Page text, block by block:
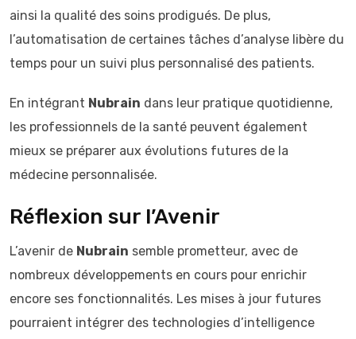
ainsi la qualité des soins prodigués. De plus,
l’automatisation de certaines tâches d’analyse libère du
temps pour un suivi plus personnalisé des patients.
En intégrant Nubrain dans leur pratique quotidienne,
les professionnels de la santé peuvent également
mieux se préparer aux évolutions futures de la
médecine personnalisée.
Réflexion sur l’Avenir
L’avenir de Nubrain semble prometteur, avec de
nombreux développements en cours pour enrichir
encore ses fonctionnalités. Les mises à jour futures
pourraient intégrer des technologies d’intelligence